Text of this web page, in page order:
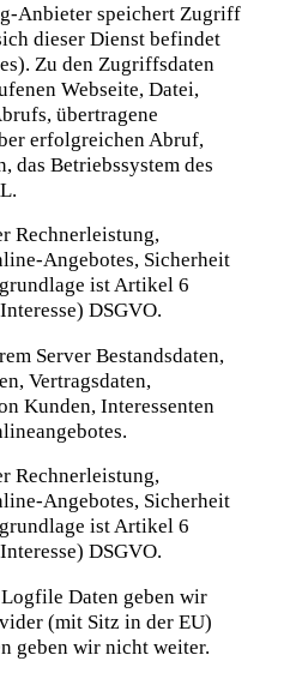
Anbieter speichert Zugriff
dieser Dienst befindet
Zu den Zugriffsdaten
Webseite, Datei,
übertragene
erfolgreichen Abruf,
das Betriebssystem des
Rechnerleistung,
Angebotes, Sicherheit
ist Artikel 6
DSGVO.
Server Bestandsdaten,
Vertragsdaten,
Kunden, Interessenten
Rechnerleistung,
Angebotes, Sicherheit
ist Artikel 6
DSGVO.
Daten geben wir
(mit Sitz in der EU)
geben wir nicht weiter.